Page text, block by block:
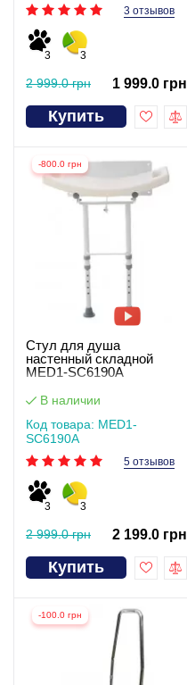
3 отзывов
3 3
2 999.0 грн 1 999.0 грн
Купить
-800.0 грн
Стул для душа
настенный складной
MED1-SC6190A
В наличии
Код товара: MED1-
SC6190A
5 отзывов
3 3
2 999.0 грн 2 199.0 грн
Купить
-100.0 грн